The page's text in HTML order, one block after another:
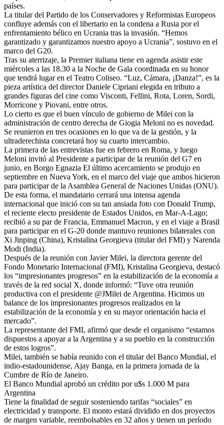
países.
La titular del Partido de los Conservadores y Reformistas Europeos
confluye además con el libertario en la condena a Rusia por el
enfrentamiento bélico en Ucrania tras la invasión. “Hemos
garantizado y garantizamos nuestro apoyo a Ucrania”, sostuvo en el
marco del G20.
Tras su aterrizaje, la Premier italiana tiene en agenda asistir este
miércoles a las 18.30 a la Noche de Gala coordinada en su honor
que tendrá lugar en el Teatro Coliseo. “Luz, Cámara, ¡Danza!”, es la
pieza artística del director Daniele Cipriani elegida en tributo a
grandes figuras del cine como Visconti, Fellini, Rota, Loren, Sordi,
Morricone y Piovani, entre otros.
Lo cierto es que el buen vínculo de gobierno de Milei con la
administración de centro derecha de Giogia Meloni no es novedad.
Se reunieron en tres ocasiones en lo que va de la gestión, y la
ultraderechista concretará hoy su cuarto intercambio.
La primera de las entrevistas fue en febrero en Roma, y luego
Meloni invitó al Presidente a participar de la reunión del G7 en
junio, en Borgo Egnazia El último acercamiento se produjo en
septiembre en Nueva York, en el marco del viaje que ambos hicieron
para participar de la Asamblea General de Naciones Unidas (ONU).
De esta forma, el mandatario cerrará una intensa agenda
internacional que inició con su tan ansiada foto con Donald Trump,
el reciente electo presidente de Estados Unidos, en Mar-A-Lago;
recibió a su par de Francia, Emmanuel Macron, y en el viaje a Brasil
para participar en el G-20 donde mantuvo reuniones bilaterales con
Xi Jinping (China), Kristalina Georgieva (titular del FMI) y Narenda
Modi (India).
Después de la reunión con Javier Milei, la directora gerente del
Fondo Monetario Internacional (FMI), Kristalina Georgieva, destacó
los “impresionantes progresos” en la estabilización de la economía a
través de la red social X, donde informó: “Tuve otra reunión
productiva con el presidente @JMilei de Argentina. Hicimos un
balance de los impresionantes progresos realizados en la
estabilización de la economía y en su mayor orientación hacia el
mercado”.
La representante del FMI, afirmó que desde el organismo “estamos
dispuestos a apoyar a la Argentina y a su pueblo en la construcción
de estos logros”.
Milei, también se había reunido con el titular del Banco Mundial, el
indio-estadounidense, Ajay Banga, en la primera jornada de la
Cumbre de Río de Janeiro.
El Banco Mundial aprobó un crédito por u$s 1.000 M para
Argentina
Tiene la finalidad de seguir sosteniendo tarifas “sociales” en
electricidad y transporte. El monto estará dividido en dos proyectos
de margen variable, reembolsables en 32 años y tienen un período